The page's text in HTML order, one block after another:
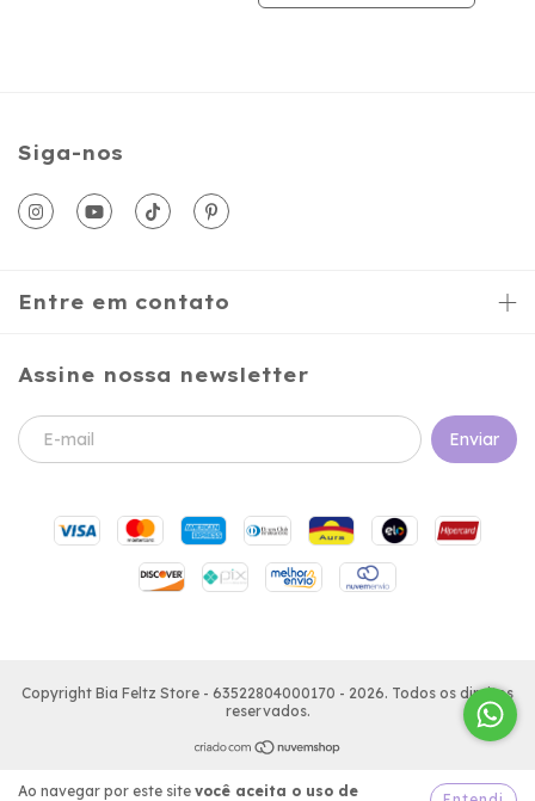
Ao navegar por este site você aceita o uso de
Siga-nos
Entre em contato
Assine nossa newsletter
Copyright Bia Feltz Store - 63522804000170 - 2026. Todos os direitos
reservados.